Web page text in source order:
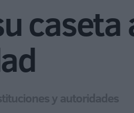
caseta
y autoridades